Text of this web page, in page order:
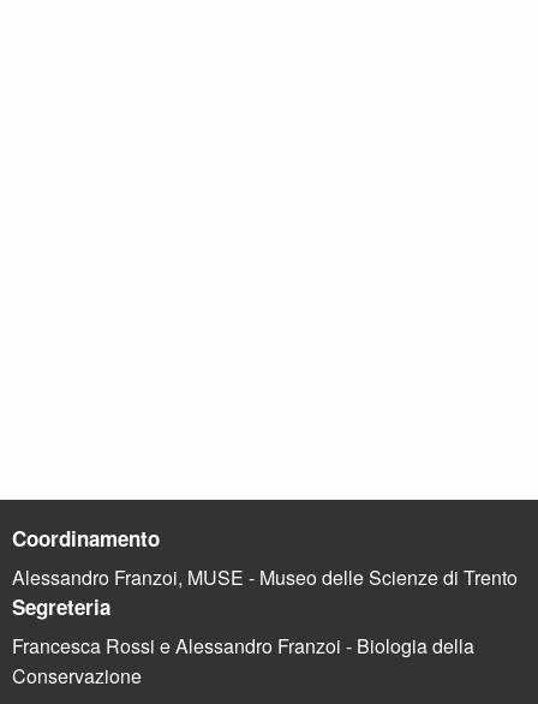
Coordinamento
Alessandro Franzoi, MUSE - Museo delle Scienze di Trento
Segreteria
Francesca Rossi e Alessandro Franzoi - Biologia della
Conservazione